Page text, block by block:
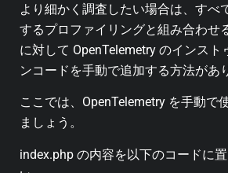
より細かく調査したい場合は、すべ
するプロファイリングと組み合わせ
に対して OpenTelemetry のインスト
ンコードを手動で追加する方法があ
ここでは、OpenTelemetry を手動で
ましょう。
index.php の内容を以下のコードに